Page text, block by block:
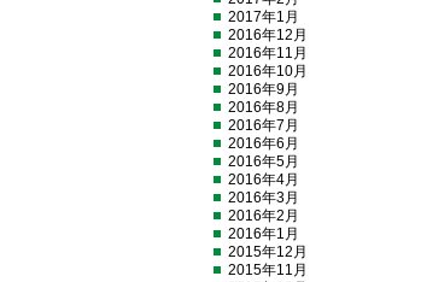
2017年1月
2016年12月
2016年11月
2016年10月
2016年9月
2016年8月
2016年7月
2016年6月
2016年5月
2016年4月
2016年3月
2016年2月
2016年1月
2015年12月
2015年11月